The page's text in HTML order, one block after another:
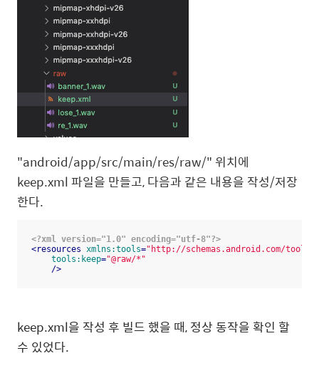
"android/app/src/main/res/raw/" 위치에
keep.xml 파일을 만들고, 다음과 같은 내용을 작성/저장
한다.
<?xml version="1.0" encoding="utf-8"?>
<resources xmlns:tools="http://schemas.android.com/tools"
tools:keep="@raw/*"
    />
keep.xml을 작성 후 빌드 했을 때, 정상 동작을 확인 할
수 있었다.